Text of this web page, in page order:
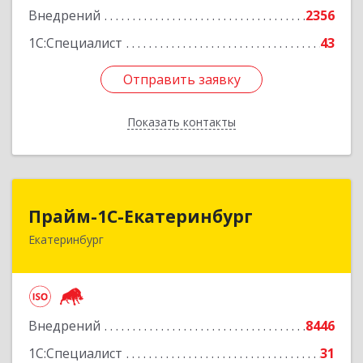
Внедрений
2356
1С:Специалист
43
Отправить заявку
Показать контакты
Отправить заявку
Назад
Прайм-1С-Екатеринбург
Екатеринбург
Внедрений
8446
1С:Специалист
31
Прайм-1С-Екатеринбург
620142, Свердловская обл, Екатеринбург г, 8